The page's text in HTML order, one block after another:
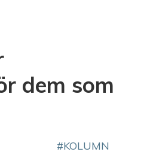
dem som
KOLUMN